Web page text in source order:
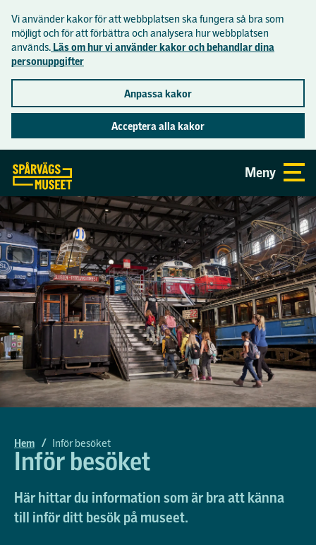
Vi använder kakor för att webbplatsen ska fungera så bra som
möjligt och för att förbättra och analysera hur webbplatsen
används. Läs om hur vi använder kakor och behandlar dina
personuppgifter
Anpassa kakor
Acceptera alla kakor
Meny
Öppettider och priser
Mat och dryck
Praktisk information
Tillgänglighet på museet
Se och göra
Aktuellt
Utställningar
Aktiviteter
Visningar på museet
Visningar i tunnelbanan
Möte och konferens
Konst på Spårvägsmuseet
Om museet
Museets historia
Butiken
Spårvägsmuseets vänförening
Lediga jobb
Kontakta oss
Press och media
Skolor
Skolprogram
Skolvisning åk F-3
Skolvisning åk 4-6
Skolvisning åk 7-9
Skolvisning gymnasiet
Skolvisning SFI
Samlingar
Biljetter
Lättläst
Hem / Inför besöket
Inför besöket
Här hittar du information som är bra att känna
till inför ditt besök på museet.